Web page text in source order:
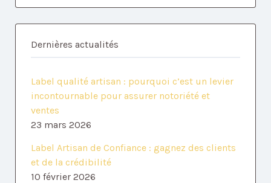
Dernières actualités
Label qualité artisan : pourquoi c’est un levier
incontournable pour assurer notoriété et
ventes
23 mars 2026
Label Artisan de Confiance : gagnez des clients
et de la crédibilité
10 février 2026